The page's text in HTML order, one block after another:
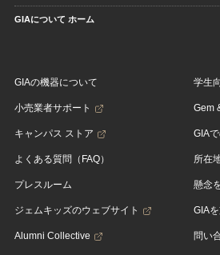
GIAについて ホーム
GIAの機器について
小売業者サポート
キャンパス ストア
よくある質問（FAQ）
プレスルーム
ジェムキッズのウェブサイト
Alumni Collective
学生
Gem
GIA
所在
懸念
GIA
問い